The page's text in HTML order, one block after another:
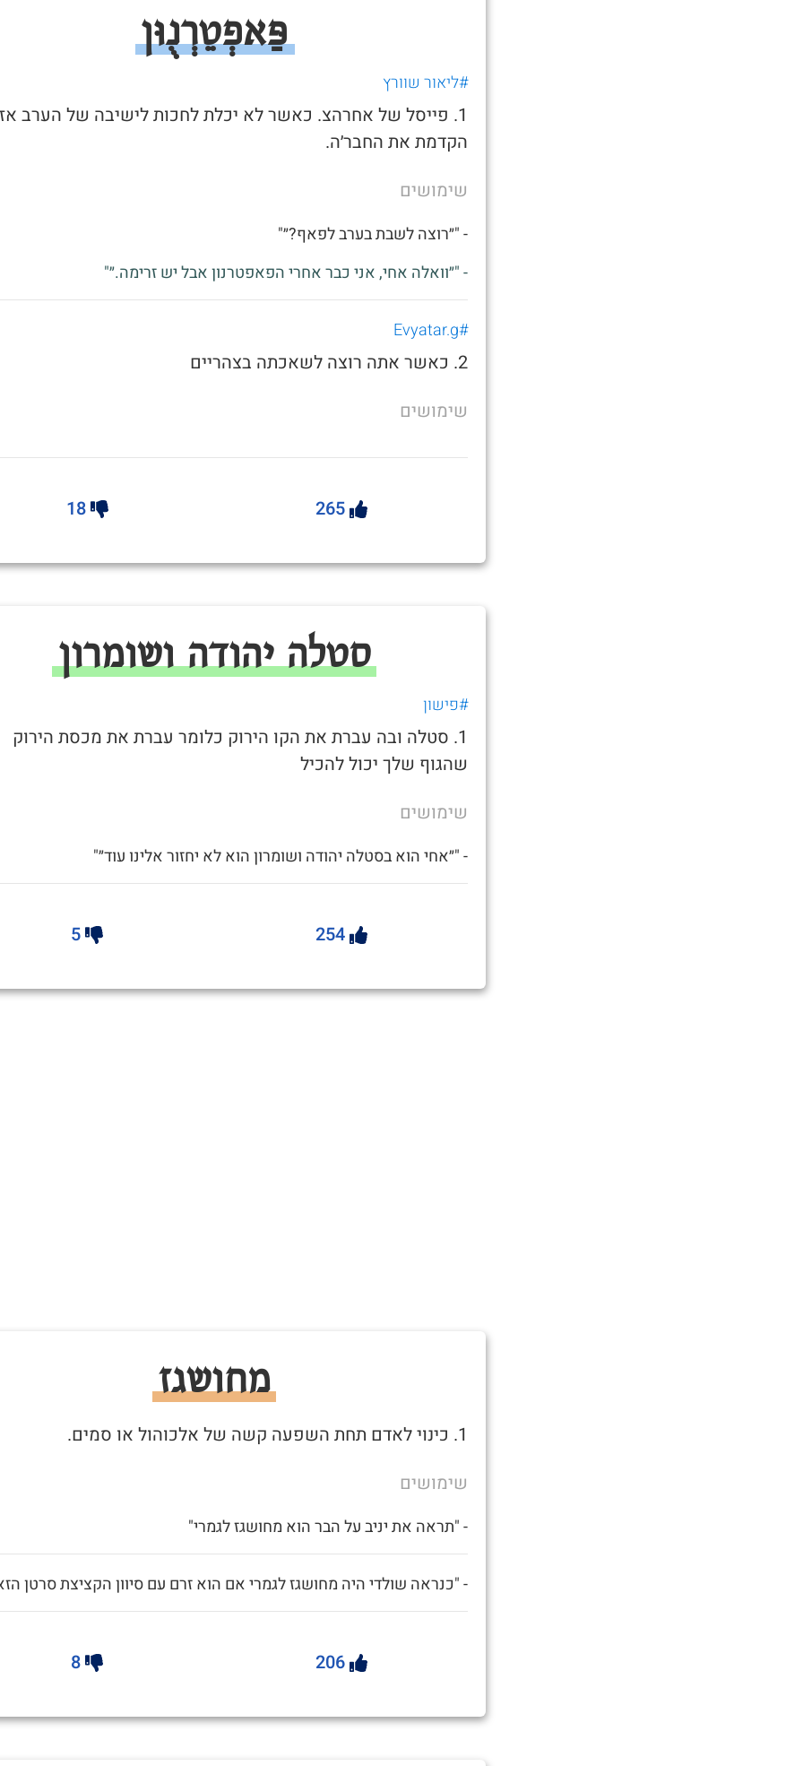
פַּאפְטֵרְנֻוּן
#ליאור שוורץ
1. פייסל של אחרהצ. כאשר לא יכלת לחכות לישיבה של הערב אז
הקדמת את החבר׳ה.
שימושים
- "״רוצה לשבת בערב לפאף?״"
- "״וואלה אחי, אני כבר אחרי הפאפטרנון אבל יש זרימה.״"
#Evyatar.g
2. כאשר אתה רוצה לשאכתה בצהריים
שימושים
265
18
סטלה יהודה ושומרון
#פישון
1. סטלה ובה עברת את הקו הירוק כלומר עברת את מכסת הירוק
שהגוף שלך יכול להכיל
שימושים
- "״אחי הוא בסטלה יהודה ושומרון הוא לא יחזור אלינו עוד״"
254
5
מחושגז
1. כינוי לאדם תחת השפעה קשה של אלכוהול או סמים.
שימושים
- "תראה את יניב על הבר הוא מחושגז לגמרי"
- "כנראה שולדי היה מחושגז לגמרי אם הוא זרם עם סיוון הקציצת סרטן
206
8